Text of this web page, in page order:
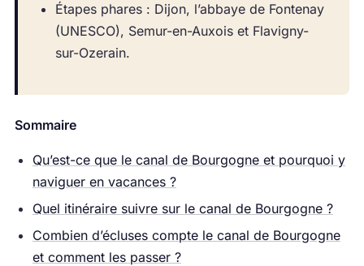
Étapes phares : Dijon, l’abbaye de Fontenay
(UNESCO), Semur-en-Auxois et Flavigny-
sur-Ozerain.
Sommaire
Qu’est-ce que le canal de Bourgogne et pourquoi y
naviguer en vacances ?
Quel itinéraire suivre sur le canal de Bourgogne ?
Combien d’écluses compte le canal de Bourgogne
et comment les passer ?